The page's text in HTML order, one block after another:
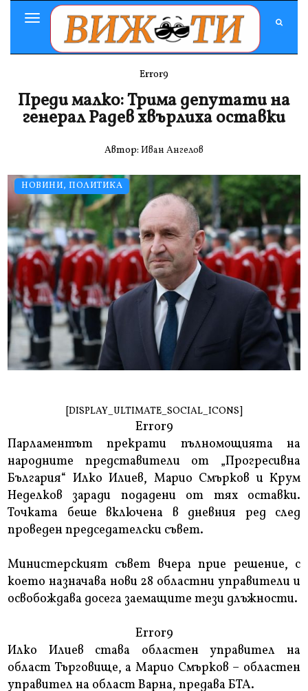
Toggle
Navigation
НОВИНИ, ПОЛИТИКА
Error9
Преди малко: Трима депутати на
генерал Радев хвърлиха оставки
Автор: Иван Ангелов
[DISPLAY_ULTIMATE_SOCIAL_ICONS]
Error9
Парламентът прекрати пълномощията на
народните представители от „Прогресивна
България“ Илко Илиев, Марио Смърков и Крум
Неделков заради подадени от тях оставки.
Точката беше включена в дневния ред след
проведен председателски съвет.
Министерският съвет вчера прие решение, с
което назначава нови 28 областни управители и
освобождава досега заемащите тези длъжности.
Error9
Илко Илиев става областен управител на
област Търговище, а Марио Смърков – областен
управител на област Варна, предава БТА.